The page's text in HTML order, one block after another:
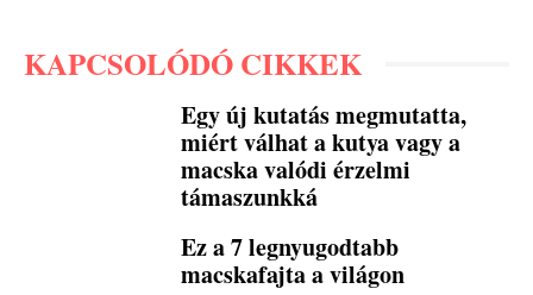
KAPCSOLÓDÓ CIKKEK
Egy új kutatás megmutatta,
miért válhat a kutya vagy a
macska valódi érzelmi
támaszunkká
Ez a 7 legnyugodtabb
macskafajta a világon